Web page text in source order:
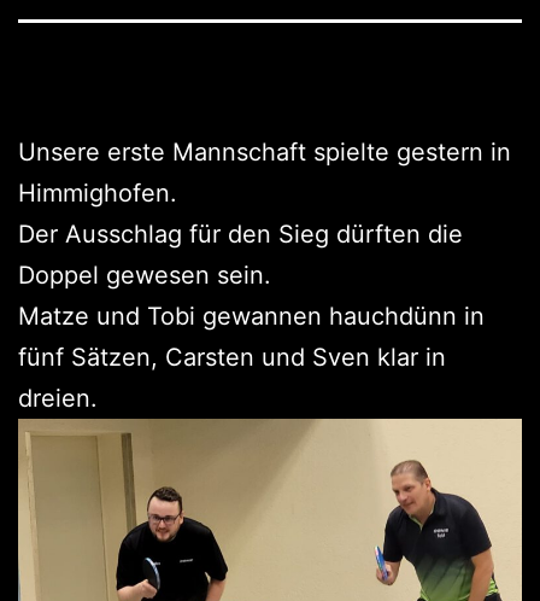
Unsere erste Mannschaft spielte gestern in
Himmighofen.
Der Ausschlag für den Sieg dürften die
Doppel gewesen sein.
Matze und Tobi gewannen hauchdünn in
fünf Sätzen, Carsten und Sven klar in
dreien.